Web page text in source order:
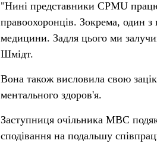
"Нині представники CPMU
правоохоронців. Зокрема, один з
медицини. Задля цього ми
Шмідт.
Вона також висловила свою
ментального здоров'я.
Заступниця очільника МВС
сподівання на подальшу